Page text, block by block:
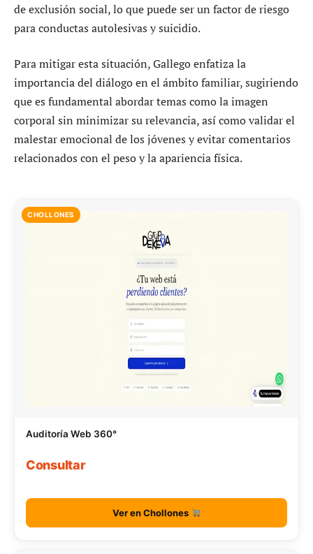
de exclusión social, lo que puede ser un factor de riesgo
para conductas autolesivas y suicidio.
Para mitigar esta situación, Gallego enfatiza la
importancia del diálogo en el ámbito familiar, sugiriendo
que es fundamental abordar temas como la imagen
corporal sin minimizar su relevancia, así como validar el
malestar emocional de los jóvenes y evitar comentarios
relacionados con el peso y la apariencia física.
CHOLLONES
Auditoría Web 360°
Consultar
Ver en Chollones